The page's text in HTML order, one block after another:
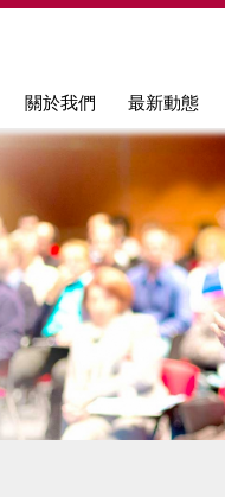
關於我們 最新動態